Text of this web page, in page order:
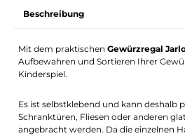
Beschreibung
Mit dem praktischenGewürzregal
Aufbewahren und Sortieren Ihrer
Kinderspiel.
Es ist selbstklebend und kann deshalb
Schranktüren, Fliesen oder anderen
angebracht werden. Da die einzelnen